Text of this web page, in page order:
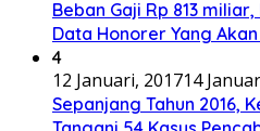
Beban Gaji Rp 813
Data Honorer Yang
4
12 Januari, 201714
Sepanjang Tahun 2016,